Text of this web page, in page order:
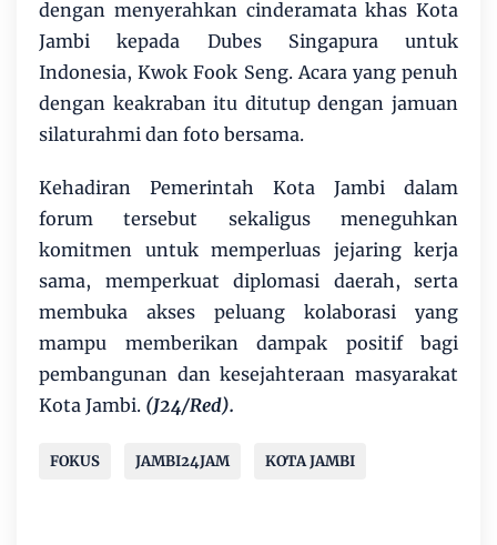
dengan menyerahkan cinderamata khas Kota
Jambi kepada Dubes Singapura untuk
Indonesia, Kwok Fook Seng. Acara yang penuh
dengan keakraban itu ditutup dengan jamuan
silaturahmi dan foto bersama.
Kehadiran Pemerintah Kota Jambi dalam
forum tersebut sekaligus meneguhkan
komitmen untuk memperluas jejaring kerja
sama, memperkuat diplomasi daerah, serta
membuka akses peluang kolaborasi yang
mampu memberikan dampak positif bagi
pembangunan dan kesejahteraan masyarakat
Kota Jambi. (J24/Red).
FOKUS JAMBI24JAM KOTA JAMBI